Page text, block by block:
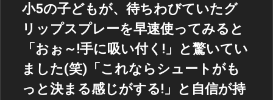
小5の子どもが、待ちわびていたグ
リップスプレーを早速使ってみると
「おぉ～!手に吸い付く!」と驚いてい
ました(笑)「これならシュートがも
っと決まる感じがする!」と自信が持